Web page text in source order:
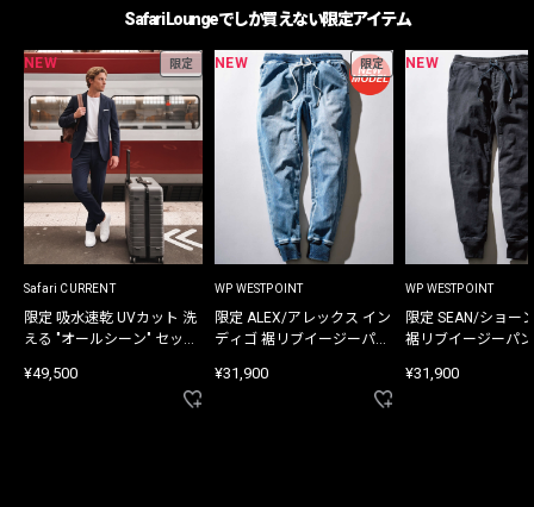
Safari Loungeでしか買えない限定アイテム
NEW 限定
Safari CURRENT
限定 吸水速乾 UVカット 洗
える "オールシーン" セット
¥49,500
NEW 限定
WP WESTPOINT
限定 ALEX/アレックス イン
ディゴ 裾リブイージーパン
¥31,900
NEW
WP WESTPOINT
限定 SEAN/ショー
裾リブイージーパ
¥31,900